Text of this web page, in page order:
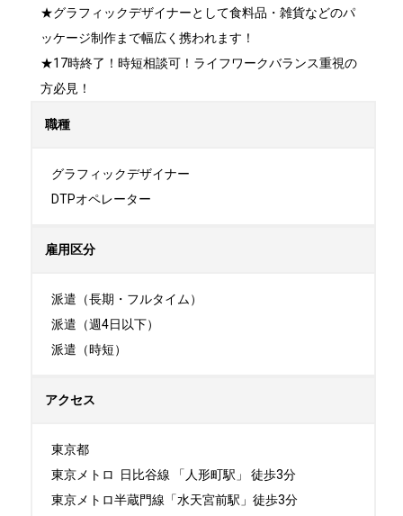
★グラフィックデザイナーとして食料品・雑貨などのパ
ッケージ制作まで幅広く携われます！
★17時終了！時短相談可！ライフワークバランス重視の
方必見！
職種
グラフィックデザイナー
DTPオペレーター
雇用区分
派遣（長期・フルタイム）
派遣（週4日以下）
派遣（時短）
アクセス
東京都
東京メトロ  日比谷線 「人形町駅」 徒歩3分
東京メトロ半蔵門線「水天宮前駅」徒歩3分